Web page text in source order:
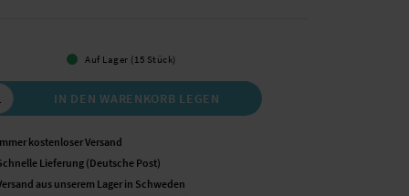
Auf Lager (15 Stück)
IN DEN WARENKORB LEGEN
kostenloser Versand
Lieferung (Deutsche Post)
aus unserem Lager in Schweden